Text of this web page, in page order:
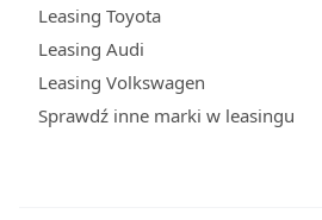
Leasing Toyota
Leasing Audi
Leasing Volkswagen
Sprawdź inne marki w leasingu